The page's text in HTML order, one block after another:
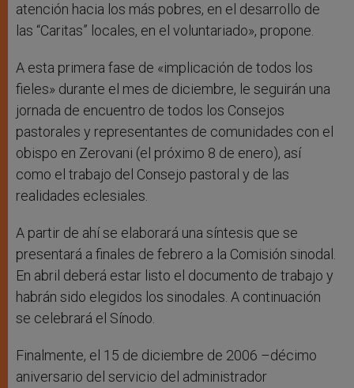
atención hacia los más pobres, en el desarrollo de
las “Caritas” locales, en el voluntariado», propone.
A esta primera fase de «implicación de todos los
fieles» durante el mes de diciembre, le seguirán una
jornada de encuentro de todos los Consejos
pastorales y representantes de comunidades con el
obispo en Zerovani (el próximo 8 de enero), así
como el trabajo del Consejo pastoral y de las
realidades eclesiales.
A partir de ahí se elaborará una síntesis que se
presentará a finales de febrero a la Comisión sinodal.
En abril deberá estar listo el documento de trabajo y
habrán sido elegidos los sinodales. A continuación
se celebrará el Sínodo.
Finalmente, el 15 de diciembre de 2006 –décimo
aniversario del servicio del administrador